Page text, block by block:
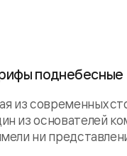
поднебесные
современных
из основателей
ни